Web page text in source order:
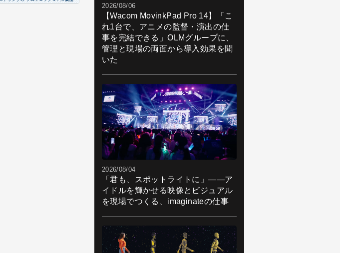
2026/08/06
【Wacom MovinkPad Pro 14】「こ
れ1台で、アニメの監督・演出の仕
事を完結できる」OLMグループに、
管理と現場の両面から導入効果を聞
いた
2026/08/04
「君も、スポットライトに」――ア
イドルを輝かせる映像とビジュアル
を現場でつくる、imaginateの仕事